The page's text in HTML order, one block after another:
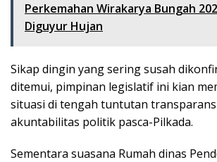
Perkemahan Wirakarya Bungah
Diguyur Hujan
Sikap dingin yang sering susah
ditemui, pimpinan legislatif ini kian
situasi di tengah tuntutan
akuntabilitas politik pasca-Pilkada.
Sementara suasana Rumah dinas